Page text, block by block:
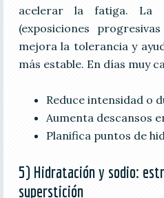
acelerar la fatiga. La
(exposiciones
mejora la tolerancia y
más estable. En días muy
Reduce intensidad o
Aumenta descansos
Planifica puntos de
5) Hidratación y sodio:
superstición